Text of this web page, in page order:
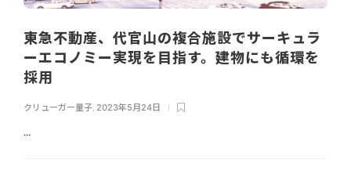
東急不動産、代官山の複合施設でサーキュラ
ーエコノミー実現を目指す。建物にも循環を
採用
クリューガー量子 2023年5月24日
...